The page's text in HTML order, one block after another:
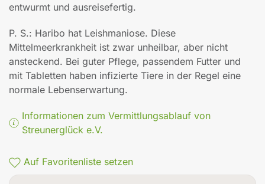
entwurmt und ausreisefertig.
P. S.: Haribo hat Leishmaniose. Diese
Mittelmeerkrankheit ist zwar unheilbar, aber nicht
ansteckend. Bei guter Pflege, passendem Futter und
mit Tabletten haben infizierte Tiere in der Regel eine
normale Lebenserwartung.
Informationen zum Vermittlungsablauf von
Streunerglück e.V.
Auf Favoritenliste setzen